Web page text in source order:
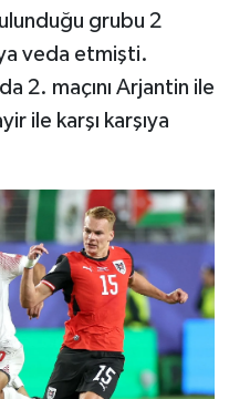
grubu 2
veda etmişti.
2. maçını Arjantin ile
ile karşı karşıya